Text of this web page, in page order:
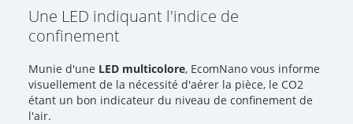
Une LED indiquant l'indice de
confinement
Munie d'une LED multicolore, EcomNano vous informe
visuellement de la nécessité d'aérer la pièce, le CO2
étant un bon indicateur du niveau de confinement de
l'air.